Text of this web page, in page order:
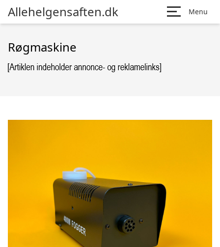
Allehelgensaften.dk Menu
Røgmaskine